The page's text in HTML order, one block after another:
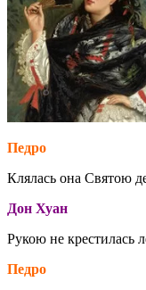
Педро
Клялась она Святою
Дон Хуан
Рукою не крестилась
Педро